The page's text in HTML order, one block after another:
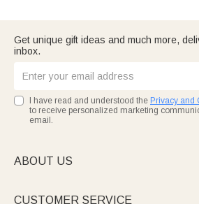
Get unique gift ideas and much more,
inbox.
I have read and understood the Privacy and
to receive personalized marketing
email.
ABOUT US
CUSTOMER SERVICE